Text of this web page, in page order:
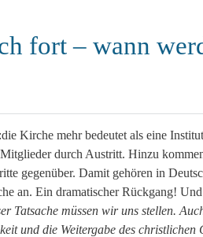
fort – wann
Kirche mehr bedeutet als eine
durch Austritt. Hinzu
gegenüber. Damit gehören in
an. Ein dramatischer Rückgang!
Tatsache müssen wir uns stellen.
und die Weitergabe des christlichen